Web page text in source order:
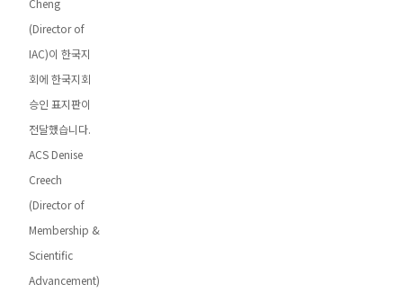
Cheng
(Director of
IAC)이 한국지
회에 한국지회
승인 표지판이
전달했습니다.
ACS Denise
Creech
(Director of
Membership &
Scientific
Advancement)